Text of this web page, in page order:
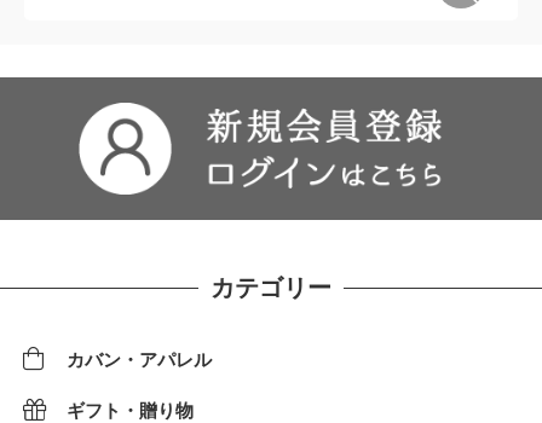
カテゴリー
カバン・アパレル
ギフト・贈り物